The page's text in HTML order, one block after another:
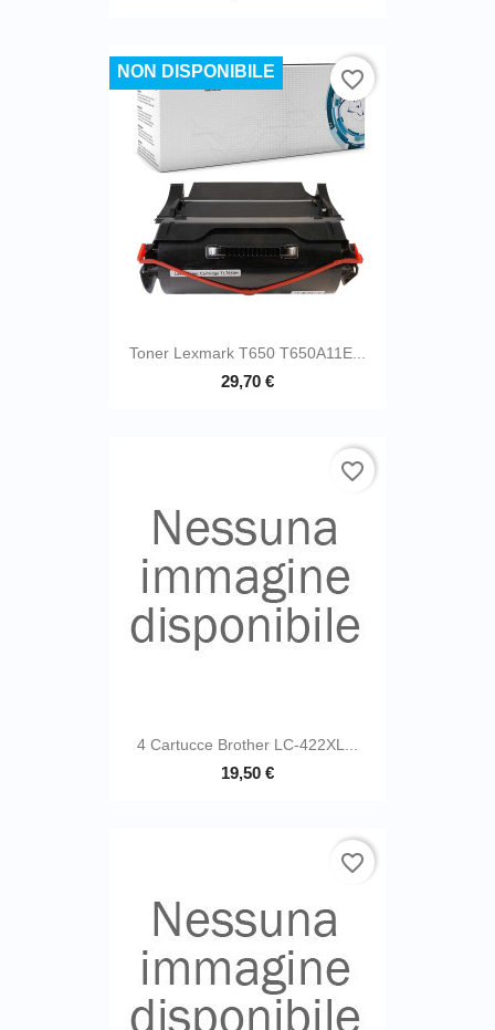
Toner Lexmark T650 T650A11E...
29,70 €
NON DISPONIBILE favorite_border
4 Cartucce Brother LC-422XL...
19,50 €
favorite_border
favorite_border